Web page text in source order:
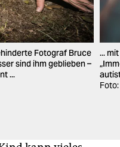
Fotograf Bruce
sind ihm geblieben –
...
...